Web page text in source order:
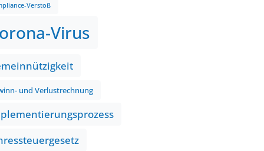
Verstoß
Virus
und Verlustrechnung